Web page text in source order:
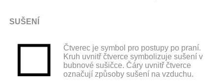
SUŠENÍ
Čtverec je symbol pro postupy po praní.
Kruh uvnitř čtverce symbolizuje sušení v
bubnové sušičce. Čáry uvnitř čtverce
označují způsoby sušení na vzduchu.